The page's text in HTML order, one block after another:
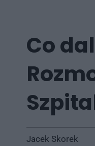
Co
Jacek Skorek